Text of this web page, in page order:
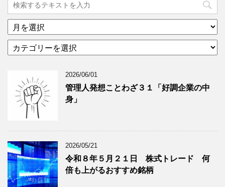
ア
ー
イ
グ
記
事
を
表
示
テ
ー
グ
記
事
を
2026/06/01
管理人発想ことわざ３１「好調企業の中
身」
2026/05/21
令和８年５月２１日 株式トレード 何
倍も上がるおすすめ銘柄